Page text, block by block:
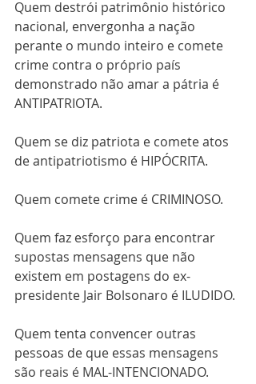
Quem destrói patrimônio histórico
nacional, envergonha a nação
perante o mundo inteiro e comete
crime contra o próprio país
demonstrado não amar a pátria é
ANTIPATRIOTA.
Quem se diz patriota e comete atos
de antipatriotismo é HIPÓCRITA.
Quem comete crime é CRIMINOSO.
Quem faz esforço para encontrar
supostas mensagens que não
existem em postagens do ex-
presidente Jair Bolsonaro é ILUDIDO.
Quem tenta convencer outras
pessoas de que essas mensagens
são reais é MAL-INTENCIONADO.